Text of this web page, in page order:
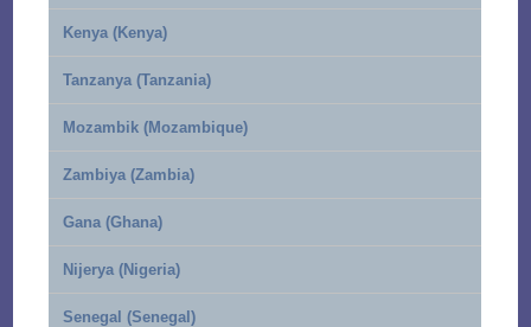
Kenya (Kenya)
Tanzanya (Tanzania)
Mozambik (Mozambique)
Zambiya (Zambia)
Gana (Ghana)
Nijerya (Nigeria)
Senegal (Senegal)